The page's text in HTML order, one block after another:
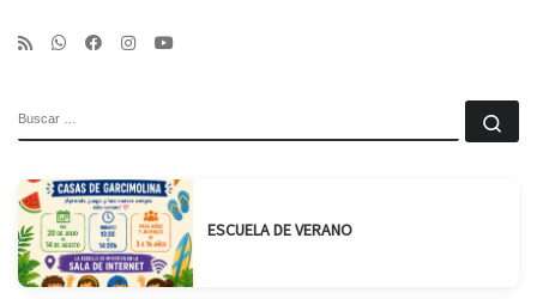
ESCUELA DE VERANO